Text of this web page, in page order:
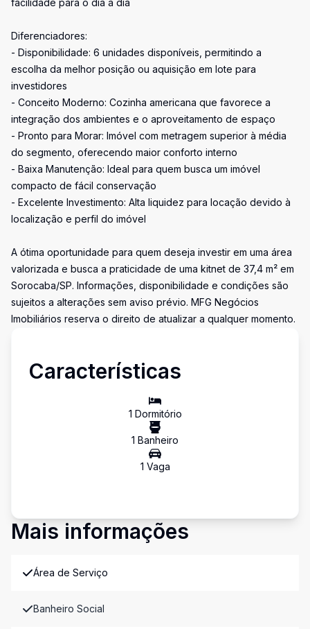
facilidade para o dia a dia
Diferenciadores:
- Disponibilidade: 6 unidades disponíveis, permitindo a
escolha da melhor posição ou aquisição em lote para
investidores
- Conceito Moderno: Cozinha americana que favorece a
integração dos ambientes e o aproveitamento de espaço
- Pronto para Morar: Imóvel com metragem superior à média
do segmento, oferecendo maior conforto interno
- Baixa Manutenção: Ideal para quem busca um imóvel
compacto de fácil conservação
- Excelente Investimento: Alta liquidez para locação devido à
localização e perfil do imóvel
A ótima oportunidade para quem deseja investir em uma área
valorizada e busca a praticidade de uma kitnet de 37,4 m² em
Sorocaba/SP. Informações, disponibilidade e condições são
sujeitos a alterações sem aviso prévio. MFG Negócios
Imobiliários reserva o direito de atualizar a qualquer momento.
Características
1 Dormitório
1 Banheiro
1 Vaga
Mais informações
Área de Serviço
Banheiro Social